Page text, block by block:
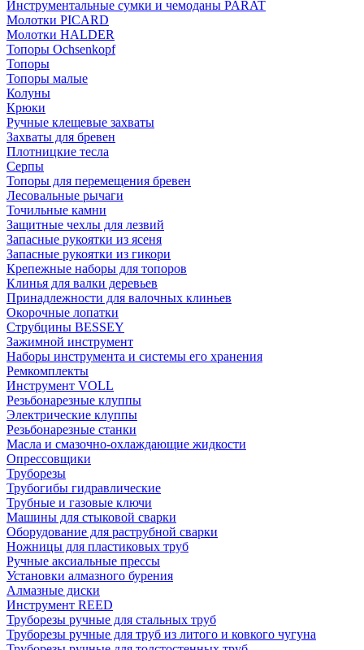
Инструментальные сумки и чемоданы PARAT
Молотки PICARD
Молотки HALDER
Топоры Ochsenkopf
Топоры
Топоры малые
Колуны
Крюки
Ручные клещевые захваты
Захваты для бревен
Плотницкие тесла
Серпы
Топоры для перемещения бревен
Лесовальные рычаги
Точильные камни
Защитные чехлы для лезвий
Запасные рукоятки из ясеня
Запасные рукоятки из гикори
Крепежные наборы для топоров
Клинья для валки деревьев
Принадлежности для валочных клиньев
Окорочные лопатки
Струбцины BESSEY
Зажимной инструмент
Наборы инструмента и системы его хранения
Ремкомплекты
Инструмент VOLL
Резьбонарезные клуппы
Электрические клуппы
Резьбонарезные станки
Масла и смазочно-охлаждающие жидкости
Опрессовщики
Труборезы
Трубогибы гидравлические
Трубные и газовые ключи
Машины для стыковой сварки
Оборудование для раструбной сварки
Ножницы для пластиковых труб
Ручные аксиальные прессы
Установки алмазного бурения
Алмазные диски
Инструмент REED
Труборезы ручные для стальных труб
Труборезы ручные для труб из литого и ковкого чугуна